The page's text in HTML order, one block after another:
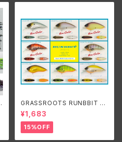
GRASSROOTS RUNBBIT S
R/グラスルーツ ランビットSR
¥1,683
15%OFF